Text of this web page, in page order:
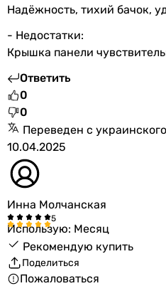
Надёжность, тихий бачок,
- Недостатки:
Крышка панели
Ответить
0
0
Переведен с украинского
10.04.2025
Инна Молчанская
Использую: Месяц
Рекомендую купить
Поделиться
Пожаловаться